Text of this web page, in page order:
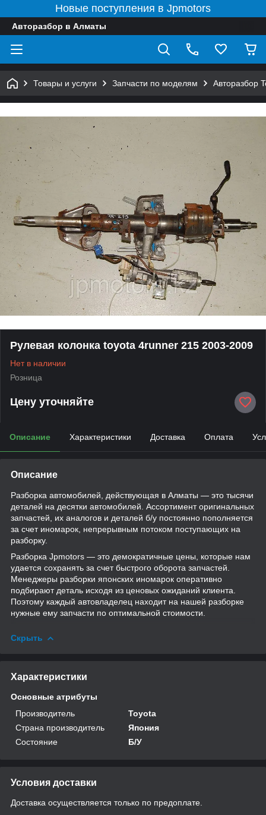
Новые поступления в Jpmotors
Авторазбор в Алматы
Товары и услуги Запчасти по моделям Авторазбор
Рулевая колонка toyota 4runner 215 2003-2009
Нет в наличии
Розница
Цену уточняйте
Описание Характеристики Доставка Оплата
Описание
Разборка автомобилей, действующая в Алматы — это тысячи
деталей на десятки автомобилей. Ассортимент оригинальных
запчастей, их аналогов и деталей б/у постоянно пополняется
за счет иномарок, непрерывным потоком поступающих на
разборку.
Разборка Jpmotors — это демократичные цены, которые нам
удается сохранять за счет быстрого оборота запчастей.
Менеджеры разборки японских иномарок оперативно
подбирают деталь исходя из ценовых ожиданий клиента.
Поэтому каждый автовладелец находит на нашей разборке
нужные ему запчасти по оптимальной стоимости.
Скрыть
Характеристики
Основные атрибуты
Производитель
Toyota
Страна производитель
Япония
Состояние
Б/У
Условия доставки
Доставка осуществляется только по предоплате.